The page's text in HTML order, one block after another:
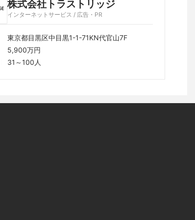
株式会社トラストリッジ
インターネットサービス / 広告・PR
東京都目黒区中目黒1-1-71KN代官山7F
5,900万円
31～100人